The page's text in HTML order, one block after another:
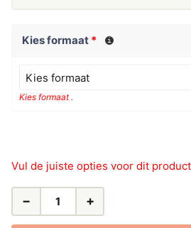
Kies formaat *
Kies formaat
Kies formaat .
Vul de juiste opties voor dit
LEIDINGSTICKERS
− +